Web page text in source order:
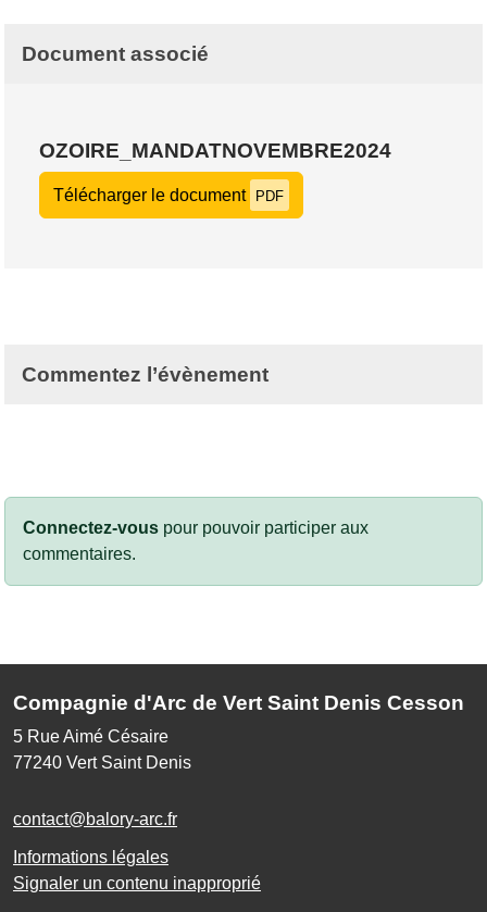
Document associé
OZOIRE_MANDATNOVEMBRE2024
Télécharger le document PDF
Commentez l’évènement
Connectez-vous pour pouvoir participer aux
commentaires.
Compagnie d'Arc de Vert Saint Denis Cesson
5 Rue Aimé Césaire
77240 Vert Saint Denis
contact@balory-arc.fr
Informations légales
Signaler un contenu inapproprié